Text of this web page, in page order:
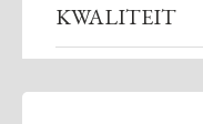
KWALITEIT